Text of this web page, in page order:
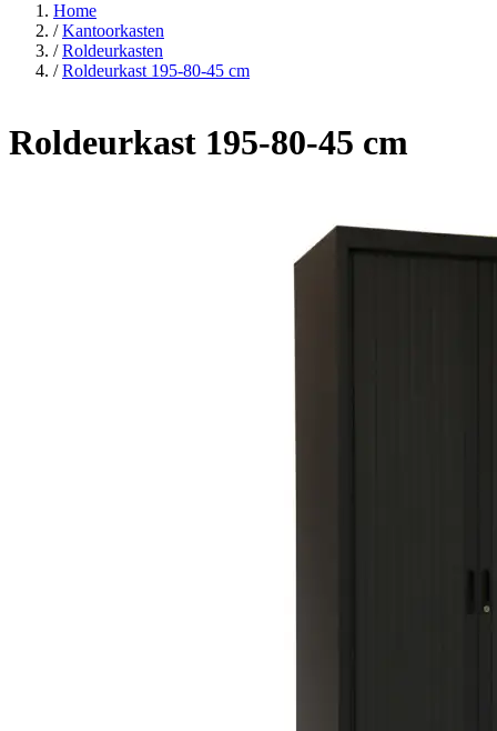
Home
/ Kantoorkasten
/ Roldeurkasten
/ Roldeurkast 195-80-45 cm
Roldeurkast 195-80-45 cm